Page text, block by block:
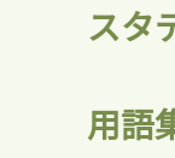
スタ
用語